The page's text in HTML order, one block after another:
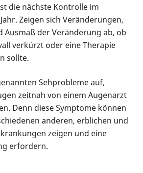
die nächste Kontrolle im
Zeigen sich Veränderungen,
Ausmaß der Veränderung ab, ob
verkürzt oder eine Therapie
sollte.
Sehprobleme auf,
zeitnah von einem Augenarzt
Denn diese Symptome können
anderen, erblichen und
zeigen und eine
erfordern.